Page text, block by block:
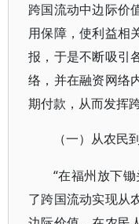
跨国流动中边际价
用保障，使利益相
报，于是不断吸引
络，并在融资网络
期付款，从而发挥
（一）从农民
“在福州放下
了跨国流动实现从